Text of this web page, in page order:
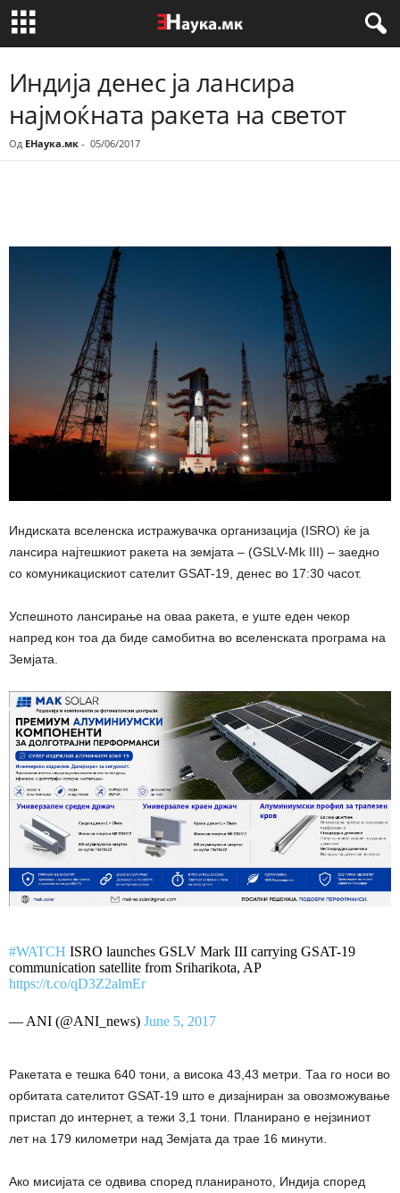
Индија денес ја лансира
најмоќната ракета на светот
Од ЕНаука.мк - 05/06/2017
Индиската вселенска истражувачка организација (ISRO) ќе ја
лансира најтешкиот ракета на земјата – (GSLV-Mk III) – заедно
со комуникацискиот сателит GSAT-19, денес во 17:30 часот.
Успешното лансирање на оваа ракета, е уште еден чекор
напред кон тоа да биде самобитна во вселенската програма на
Земјата.
#WATCH ISRO launches GSLV Mark III carrying GSAT-19
communication satellite from Sriharikota, AP
https://t.co/qD3Z2almEr
— ANI (@ANI_news) June 5, 2017
Ракетата е тешка 640 тони, а висока 43,43 метри. Таа го носи во
орбитата сателитот GSAT-19 што е дизајниран за овозможување
пристап до интернет, а тежи 3,1 тони. Планирано е нејзиниот
лет на 179 километри над Земјата да трае 16 минути.
Ако мисијата се одвива според планираното, Индија според